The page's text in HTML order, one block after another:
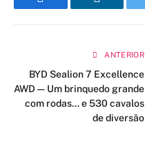
ANTERIOR
BYD Sealion 7 Excellence
AWD — Um brinquedo grande
com rodas… e 530 cavalos
de diversão